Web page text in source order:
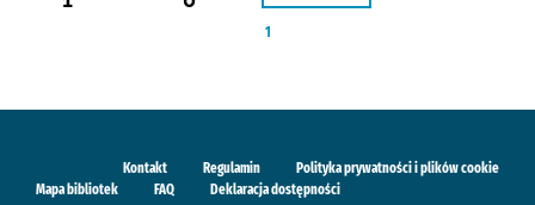
1
Kontakt Regulamin
Polityka prywatności i plików cookie
Mapa bibliotek
FAQ Deklaracja dostępności